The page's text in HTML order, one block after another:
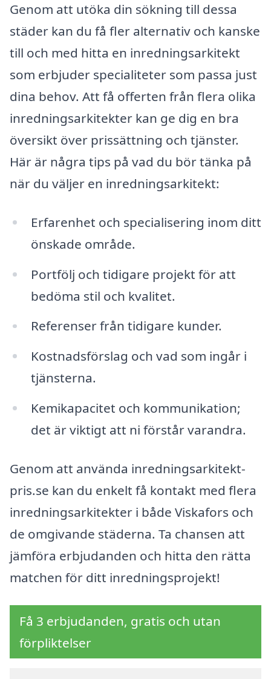
Genom att utöka din sökning till dessa
städer kan du få fler alternativ och kanske
till och med hitta en inredningsarkitekt
som erbjuder specialiteter som passa just
dina behov. Att få offerten från flera olika
inredningsarkitekter kan ge dig en bra
översikt över prissättning och tjänster.
Här är några tips på vad du bör tänka på
när du väljer en inredningsarkitekt:
Erfarenhet och specialisering inom ditt
önskade område.
Portfölj och tidigare projekt för att
bedöma stil och kvalitet.
Referenser från tidigare kunder.
Kostnadsförslag och vad som ingår i
tjänsterna.
Kemikapacitet och kommunikation;
det är viktigt att ni förstår varandra.
Genom att använda inredningsarkitekt-
pris.se kan du enkelt få kontakt med flera
inredningsarkitekter i både Viskafors och
de omgivande städerna. Ta chansen att
jämföra erbjudanden och hitta den rätta
matchen för ditt inredningsprojekt!
Få 3 erbjudanden, gratis och utan
förpliktelser